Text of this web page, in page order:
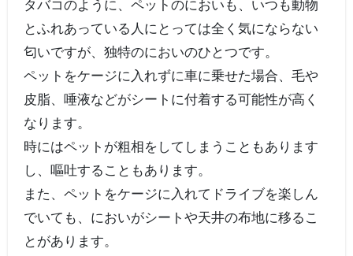
タバコのように、ペットのにおいも、いつも動物
とふれあっている人にとっては全く気にならない
匂いですが、独特のにおいのひとつです。
ペットをケージに入れずに車に乗せた場合、毛や
皮脂、唾液などがシートに付着する可能性が高く
なります。
時にはペットが粗相をしてしまうこともあります
し、嘔吐することもあります。
また、ペットをケージに入れてドライブを楽しん
でいても、においがシートや天井の布地に移るこ
とがあります。